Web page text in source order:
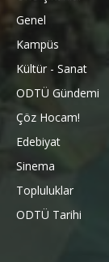
Genel
Kampüs
Kültür - Sanat
ODTÜ Gündemi
Çöz Hocam!
Edebiyat
Sinema
Topluluklar
ODTÜ Tarihi